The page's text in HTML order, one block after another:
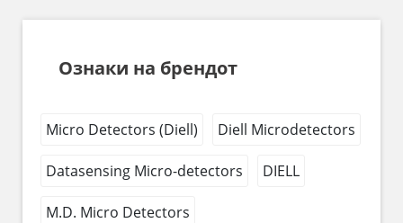
Ознаки на брендот
Micro Detectors (Diell) Diell Microdetectors
Datasensing Micro-detectors DIELL
M.D. Micro Detectors